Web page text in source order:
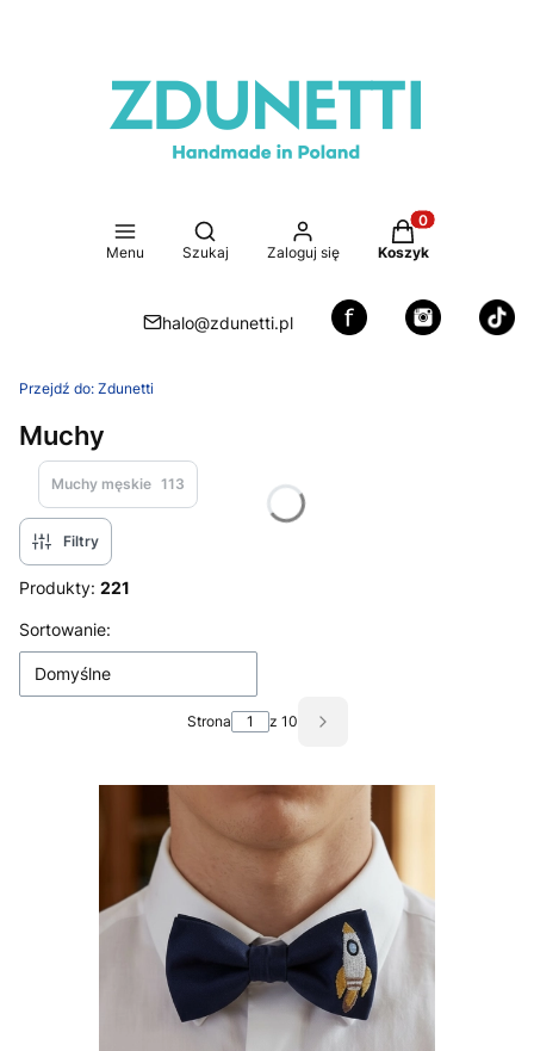
Menu
Otwórz wyszukiwarkę
Szukaj Zaloguj się
Produkty w
Koszyk
halo@zdunetti.pl
Przejdź do: Zdunetti
Muchy
Muchy męskie 113
Filtry
Produkty: 221
Lista produktów
Sortowanie:
Domyślne
Strona z 10 Następne produkty